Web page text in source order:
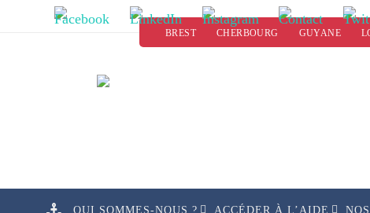
BREST CHERBOURG GUYANE
QUI SOMMES-NOUS ? ACCÉDER À L’AIDE